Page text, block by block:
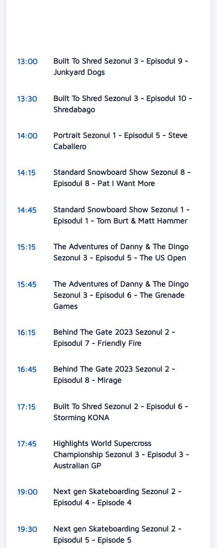
13:00
Built To Shred Sezonul 3 - Episodul 9 -
Junkyard Dogs
13:30
Built To Shred Sezonul 3 - Episodul 10 -
Shredabago
14:00
Portrait Sezonul 1 - Episodul 5 - Steve
Caballero
14:15
Standard Snowboard Show Sezonul 8 -
Episodul 8 - Pat I Want More
14:45
Standard Snowboard Show Sezonul 1 -
Episodul 1 - Tom Burt & Matt Hammer
15:15
The Adventures of Danny & The Dingo
Sezonul 3 - Episodul 5 - The US Open
15:45
The Adventures of Danny & The Dingo
Sezonul 3 - Episodul 6 - The Grenade
Games
16:15
Behind The Gate 2023 Sezonul 2 -
Episodul 7 - Friendly Fire
16:45
Behind The Gate 2023 Sezonul 2 -
Episodul 8 - Mirage
17:15
Built To Shred Sezonul 2 - Episodul 6 -
Storming KONA
17:45
Highlights World Supercross
Championship Sezonul 3 - Episodul 3 -
Australian GP
19:00
Next gen Skateboarding Sezonul 2 -
Episodul 4 - Episode 4
19:30
Next gen Skateboarding Sezonul 2 -
Episodul 5 - Episode 5